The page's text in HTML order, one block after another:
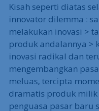
Kisah seperti diatas
innovator dilemma :
melakukan inovasi >
produk andalannya >
inovasi radikal dan
mengembangkan
meluas, tercipta
dramatis produk
penguasa pasar baru